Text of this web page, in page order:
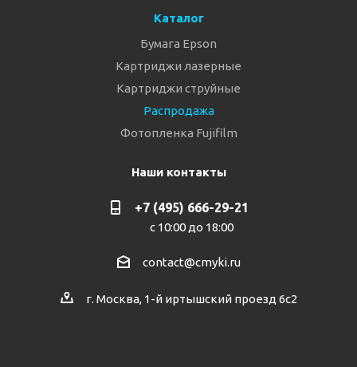
Каталог
Бумага Epson
Картриджи лазерные
Картриджи струйные
Распродажа
Фотопленка Fujifilm
Наши контакты
+7 (495) 666-29-21
с 10:00 до 18:00
contact@cmyki.ru
г. Москва, 1-й иртышский проезд 6с2